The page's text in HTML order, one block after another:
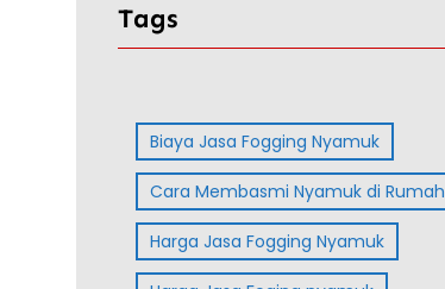
Tags
Biaya Jasa Fogging Nyamuk
Cara Membasmi Nyamuk di Rumah
Harga Jasa Fogging Nyamuk